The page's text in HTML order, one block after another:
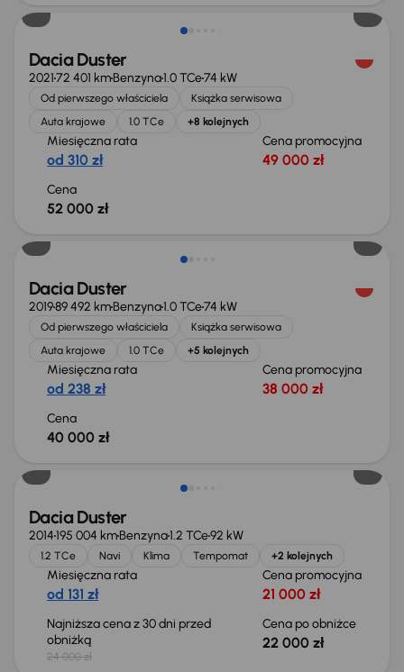
Dacia Duster
202172 401 kmBenzyna1.0 TCe74 kW
Od pierwszego właściciela
Książka serwisowa
Auta krajowe
1.0 TCe +8 kolejnych
Miesięczna rata
od 310 zł
Cena promocyjna
49 000 zł
Cena
52 000 zł
Dacia Duster
201989 492 kmBenzyna1.0 TCe74 kW
Od pierwszego właściciela
Książka serwisowa
Auta krajowe
1.0 TCe +5 kolejnych
Miesięczna rata
od 238 zł
Cena promocyjna
38 000 zł
Cena
40 000 zł
Dacia Duster
2014195 004 kmBenzyna1.2 TCe92 kW
1.2 TCe Navi Klima Tempomat +2 kolejnych
Miesięczna rata
od 131 zł
Cena promocyjna
21 000 zł
Najniższa cena z 30 dni przed
obniżką
24 000 zł
Cena po obniżce
22 000 zł